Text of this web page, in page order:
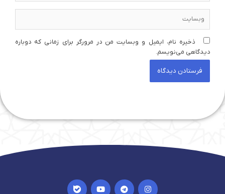
ذخیره نام، ایمیل و وبسایت من در مرورگر برای زمانی که دوباره
دیدگاهی می‌نویسم.
I
n
T
e
Y
o
I
c